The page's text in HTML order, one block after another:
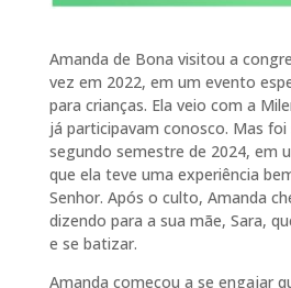
Amanda de Bona visitou a
vez em 2022, em um evento
para crianças. Ela veio com a
já participavam conosco. Mas
segundo semestre de 2024, em
que ela teve uma experiência
Senhor. Após o culto, Amanda
dizendo para a sua mãe, Sara,
e se batizar.
Amanda começou a se engajar